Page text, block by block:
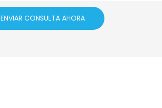
ENVIAR CONSULTA AHORA